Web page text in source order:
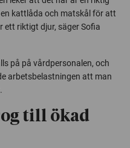
kattlåda och matskål för att
ett riktigt djur, säger Sofia
på på vårdpersonalen, och
arbetsbelastningen att man
till ökad